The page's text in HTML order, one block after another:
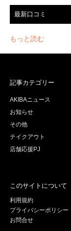
最新口コミ
もっと読む
記事カテゴリー
AKIBAニュース
お知らせ
その他
テイクアウト
店舗応援PJ
このサイトについて
利用規約
プライバシーポリシー
お問合せ